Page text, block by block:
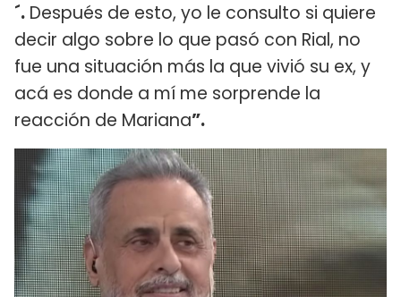
´. Después de esto, yo le consulto si quiere
decir algo sobre lo que pasó con Rial, no
fue una situación más la que vivió su ex, y
acá es donde a mí me sorprende la
reacción de Mariana”.